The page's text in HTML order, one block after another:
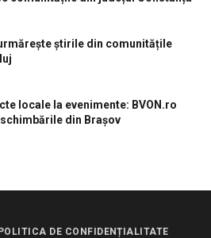
știrile din comunitățile
locale la evenimente: BVON.ro
din Brașov
POLITICA DE CONFIDENȚIALITATE